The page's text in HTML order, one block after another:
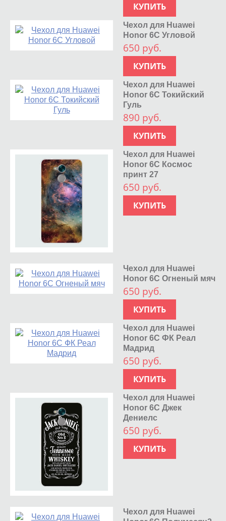
КУПИТЬ
Чехол для Huawei
Honor 6C Угловой
650 руб.
КУПИТЬ
Чехол для Huawei
Honor 6C Токийский
Гуль
890 руб.
КУПИТЬ
Чехол для Huawei
Honor 6C Космос
принт 27
650 руб.
КУПИТЬ
Чехол для Huawei
Honor 6C Огненый мяч
650 руб.
КУПИТЬ
Чехол для Huawei
Honor 6C ФК Реал
Мадрид
650 руб.
КУПИТЬ
Чехол для Huawei
Honor 6C Джек
Дениелс
650 руб.
КУПИТЬ
Чехол для Huawei